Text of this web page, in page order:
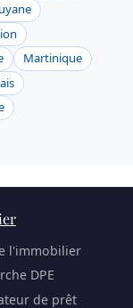
Martinique
l'immobilier
DPE
de prêt